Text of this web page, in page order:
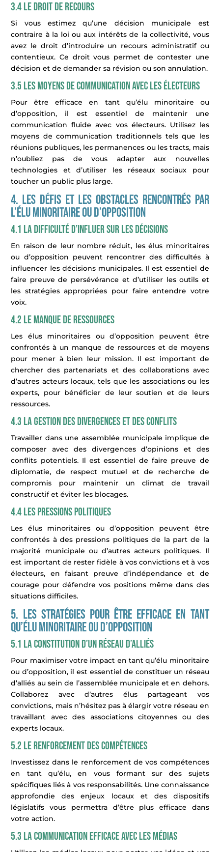
3.4 Le droit de recours
Si vous estimez qu’une décision municipale est
contraire à la loi ou aux intérêts de la collectivité, vous
avez le droit d’introduire un recours administratif ou
contentieux. Ce droit vous permet de contester une
décision et de demander sa révision ou son annulation.
3.5 Les moyens de communication avec les électeurs
Pour être efficace en tant qu’élu minoritaire ou
d’opposition, il est essentiel de maintenir une
communication fluide avec vos électeurs. Utilisez les
moyens de communication traditionnels tels que les
réunions publiques, les permanences ou les tracts, mais
n’oubliez pas de vous adapter aux nouvelles
technologies et d’utiliser les réseaux sociaux pour
toucher un public plus large.
4. Les défis et les obstacles rencontrés par
l’élu minoritaire ou d’opposition
4.1 La difficulté d’influer sur les décisions
En raison de leur nombre réduit, les élus minoritaires
ou d’opposition peuvent rencontrer des difficultés à
influencer les décisions municipales. Il est essentiel de
faire preuve de persévérance et d’utiliser les outils et
les stratégies appropriées pour faire entendre votre
voix.
4.2 Le manque de ressources
Les élus minoritaires ou d’opposition peuvent être
confrontés à un manque de ressources et de moyens
pour mener à bien leur mission. Il est important de
chercher des partenariats et des collaborations avec
d’autres acteurs locaux, tels que les associations ou les
experts, pour bénéficier de leur soutien et de leurs
ressources.
4.3 La gestion des divergences et des conflits
Travailler dans une assemblée municipale implique de
composer avec des divergences d’opinions et des
conflits potentiels. Il est essentiel de faire preuve de
diplomatie, de respect mutuel et de recherche de
compromis pour maintenir un climat de travail
constructif et éviter les blocages.
4.4 Les pressions politiques
Les élus minoritaires ou d’opposition peuvent être
confrontés à des pressions politiques de la part de la
majorité municipale ou d’autres acteurs politiques. Il
est important de rester fidèle à vos convictions et à vos
électeurs, en faisant preuve d’indépendance et de
courage pour défendre vos positions même dans des
situations difficiles.
5. Les stratégies pour être efficace en tant
qu’élu minoritaire ou d’opposition
5.1 La constitution d’un réseau d’alliés
Pour maximiser votre impact en tant qu’élu minoritaire
ou d’opposition, il est essentiel de constituer un réseau
d’alliés au sein de l’assemblée municipale et en dehors.
Collaborez avec d’autres élus partageant vos
convictions, mais n’hésitez pas à élargir votre réseau en
travaillant avec des associations citoyennes ou des
experts locaux.
5.2 Le renforcement des compétences
Investissez dans le renforcement de vos compétences
en tant qu’élu, en vous formant sur des sujets
spécifiques liés à vos responsabilités. Une connaissance
approfondie des enjeux locaux et des dispositifs
législatifs vous permettra d’être plus efficace dans
votre action.
5.3 La communication efficace avec les médias